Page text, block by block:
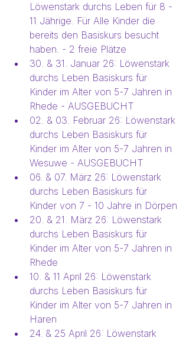
Löwenstark durchs Leben für 8 -
11 Jährige. Für Alle Kinder die
bereits den Basiskurs besucht
haben. - 2 freie Plätze
30. & 31. Januar 26: Löwenstark
durchs Leben Basiskurs für
Kinder im Alter von 5-7 Jahren in
Rhede - AUSGEBUCHT
02. & 03. Februar 26: Löwenstark
durchs Leben Basiskurs für
Kinder im Alter von 5-7 Jahren in
Wesuwe - AUSGEBUCHT
06. & 07. März 26: Löwenstark
durchs Leben Basiskurs für
Kinder von 7 - 10 Jahre in Dörpen
20. & 21. März 26: Löwenstark
durchs Leben Basiskurs für
Kinder im Alter von 5-7 Jahren in
Rhede
10. & 11 April 26: Löwenstark
durchs Leben Basiskurs für
Kinder im Alter von 5-7 Jahren in
Haren
24. & 25 April 26: Löwenstark